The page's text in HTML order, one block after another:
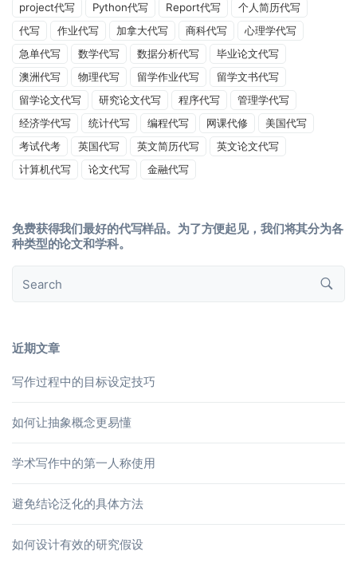
project代写
Python代写 Report代写
个人简历代写
代写
作业代写 加拿大代写 商科代写
心理学代写
急单代写
数学代写 数据分析代写
毕业论文代写
澳洲代写
物理代写 留学作业代写
留学文书代写
留学论文代写
研究论文代写 程序代写
管理学代写
经济学代写
统计代写 编程代写 网课代修
美国代写
考试代考
英国代写 英文简历代写
英文论文代写
计算机代写
论文代写 金融代写
免费获得我们最好的代写样品。为了方便起见，我们将其分为各
种类型的论文和学科。
近期文章
写作过程中的目标设定技巧
如何让抽象概念更易懂
学术写作中的第一人称使用
避免结论泛化的具体方法
如何设计有效的研究假设